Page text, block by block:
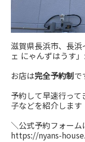
滋賀県長浜市、長
ェ にゃんずはうす
お店は完全予約制で
予約して早速行っ
子などを紹介します
＼公式予約フォーム
https://nyans-